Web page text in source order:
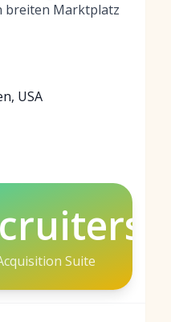
breiten Marktplatz
USA
Suite